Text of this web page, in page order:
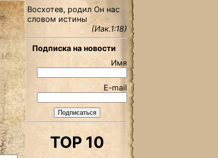
Восхотев, родил Он нас
словом истины
(Иак.1:18)
Подписка на новости
Имя
E-mail
TOP 10